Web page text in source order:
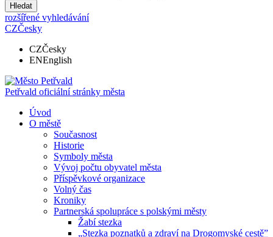
Hledat
rozšířené vyhledávání
CZČesky
CZČesky
ENEnglish
Petřvald oficiální stránky města
Úvod
O městě
Současnost
Historie
Symboly města
Vývoj počtu obyvatel města
Příspěvkové organizace
Volný čas
Kroniky
Partnerská spolupráce s polskými městy
Žabí stezka
„Stezka poznatků a zdraví na Drogomyské cestě”